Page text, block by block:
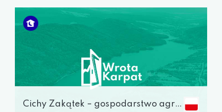
Cichy Zakątek – gospodarstwo agroturystyczne